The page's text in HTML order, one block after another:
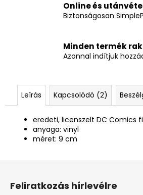
Online és
Biztonságosan
Minden termék
Azonnal indítjuk
Leírás Kapcsolódó (2)
eredeti, licenszelt DC Comics
anyaga: vinyl
méret: 9 cm
Feliratkozás hírlevélre